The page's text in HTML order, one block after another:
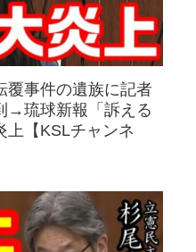
覆事件の遺族に記者
→琉球新報「訴える
上【KSLチャンネ